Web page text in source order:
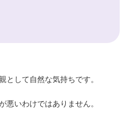
として自然な気持ちです。
悪いわけではありません。